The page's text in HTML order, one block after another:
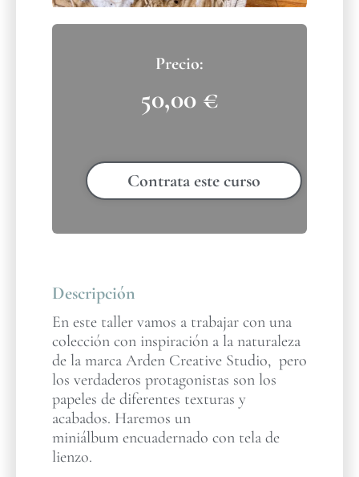
50,00 €
Contrata este curso
Descripción
En este taller vamos a trabajar con una
colección con inspiración a la naturaleza
de la marca Arden Creative Studio, pero
los verdaderos protagonistas son los
papeles de diferentes texturas y
acabados. Haremos un
miniálbum encuadernado con tela de
lienzo.